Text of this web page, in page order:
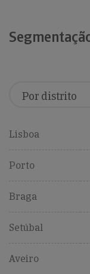
Lisboa
Porto
Braga
Setúbal
Aveiro